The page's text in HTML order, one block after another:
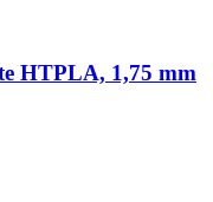
HTPLA, 1,75 mm